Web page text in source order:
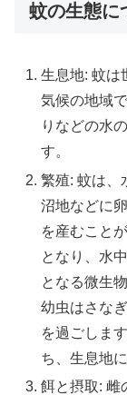
蚊の生態に
生息地: 蚊は
気候の地域
りなどの水
す。
繁殖: 蚊は、
沼地などに
を産むこと
となり、水
となる微生
幼虫はさな
を過ごしま
ち、生息地
餌と摂取: 雌